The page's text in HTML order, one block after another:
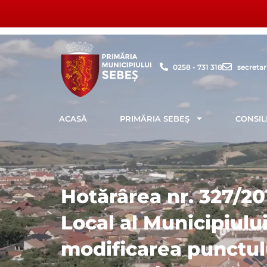
content
0258 - 731 318
ACASĂ PRIMĂRIA SEBEȘ
Hotărârea nr. 327/
Local al
modificarea